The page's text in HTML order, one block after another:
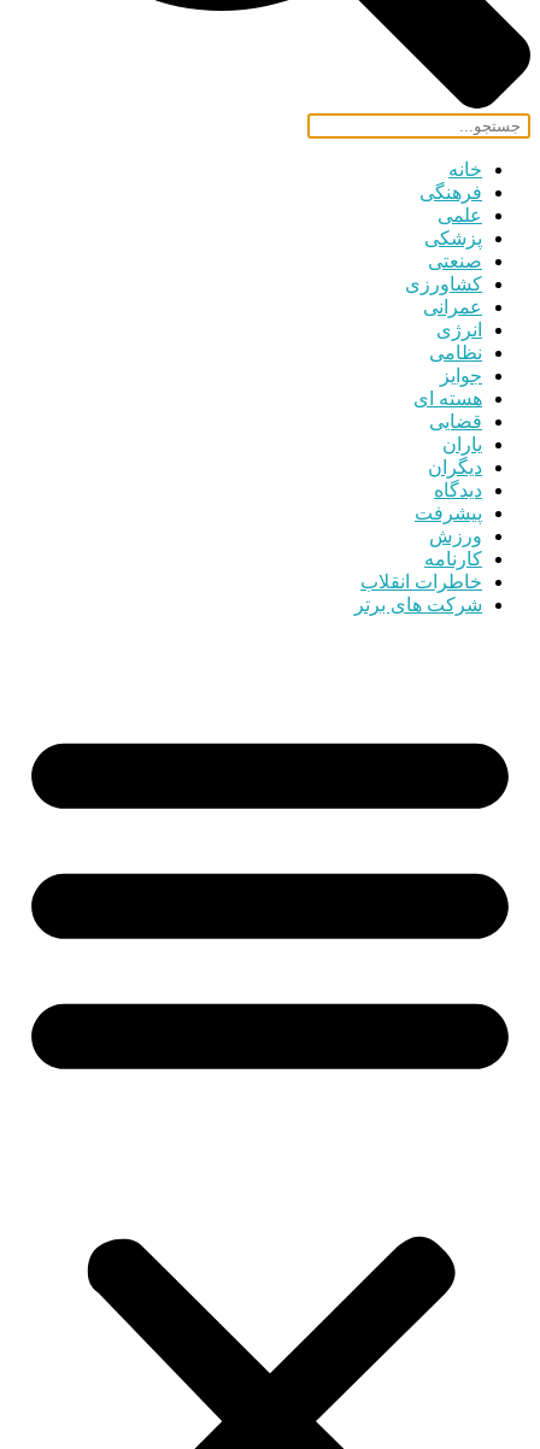
خانه
فرهنگی
علمی
پزشکی
صنعتی
کشاورزی
عمرانی
انرژی
نظامی
جوایز
هسته ای
قضایی
یاران
دیگران
دیدگاه
پیشرفت
ورزش
کارنامه
خاطرات انقلاب
شرکت های برتر